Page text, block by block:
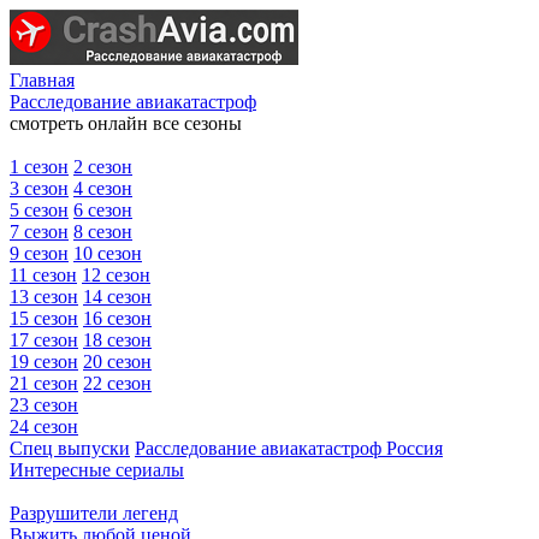
Главная
Расследование авиакатастроф
смотреть онлайн все сезоны
1 сезон 2 сезон
3 сезон 4 сезон
5 сезон 6 сезон
7 сезон 8 сезон
9 сезон 10 сезон
11 сезон 12 сезон
13 сезон 14 сезон
15 сезон 16 сезон
17 сезон 18 сезон
19 сезон 20 сезон
21 сезон 22 сезон
23 сезон
24 сезон
Спец выпуски Расследование авиакатастроф Россия
Интересные сериалы
Разрушители легенд
Выжить любой ценой